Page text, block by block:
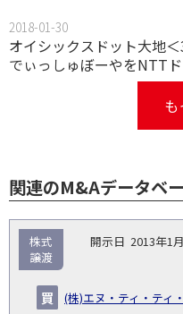
2018-01-30
オイシックスドット大地
でぃっしゅぼーやをNTT
も
関連のM&Aデータベ
示
い
企
業・
り
2013年1
(株)エヌ・ティ・ティ
株式
譲渡